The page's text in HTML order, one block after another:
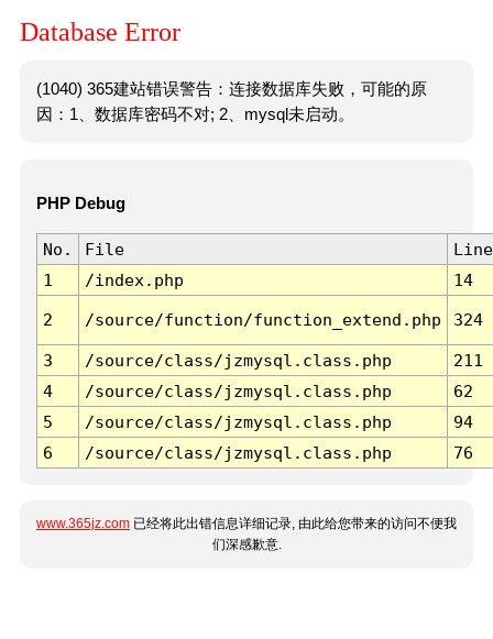
Database Error
(1040) 365建站错误警告：连接数据库失败，可能的原
因：1、数据库密码不对; 2、mysql未启动。
PHP Debug
No. File
Line
1
/index.php 14
2 /source/function/function_extend.php 324
3 /source/class/jzmysql.class.php
211
4
/source/class/jzmysql.class.php
62
5
/source/class/jzmysql.class.php
94
6
/source/class/jzmysql.class.php 76
www.365jz.com 已经将此出错信息详细记录, 由此给您带来的访问不便我
们深感歉意.